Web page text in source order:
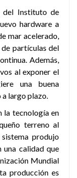
del Instituto de
hardware a
mar acelerado,
partículas del
Además,
al exponer el
una buena
largo plazo.
la tecnología en
terreno al
produjo
una calidad que
Mundial
producción es